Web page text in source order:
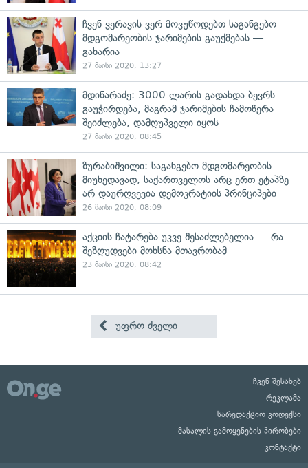
ჩვენ ვერავის ვერ მოვუწოდებთ საგანგებო
მდგომარეობის ჯარიმების გაუქმებას —
გახარია
27 მაისი 2020, 13:27
მდინარაძე: 3000 ლარის გადახდა ბევრს
გაუჭირდება, მაგრამ ჯარიმების ჩამოწერა
შეიძლება, დამღუპველი იყოს
27 მაისი 2020, 08:45
ზურაბიშვილი: საგანგებო მდგომარეობის
მიუხედავად, საქართველოს არც ერთ ეტაპზე
არ დაურღვევია დემოკრატიის პრინციპები
26 მაისი 2020, 08:09
აქციის ჩატარება უკვე შესაძლებელია — რა
შეზღუდვები მოხსნა მთავრობამ
23 მაისი 2020, 08:42
უფრო ძველი
ჩვენ შესახებ
რეკლამა
სარედაქციო კოდექსი
მასალის გამოყენების პირობები
კონტაქტი